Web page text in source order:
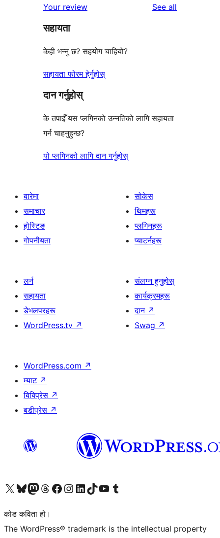
समीक्षाहरू
तारा
समीक्षाहरू
Your review See all
सहायता
केही भन्नु छ? सहयोग चाहियो?
सहायता फोरम हेर्नुहोस्
दान गर्नुहोस्
के तपाईँ यस प्लगिनको उन्नतिको लागि सहायता
गर्न चाहनुहुन्छ?
यो प्लगिनको लागि दान गर्नुहोस्
बारेमा
समाचार
होस्टिङ
गोपनीयता
सोकेस
थिमहरू
प्लगिनहरू
प्याटर्नहरू
लर्न
सहायता
डेभलपरहरू
WordPress.tv ↗
संलग्न हुनुहोस्
कार्यक्रमहरू
दान ↗
Swag ↗
WordPress.com ↗
म्याट ↗
बिबिप्रेस ↗
बडीप्रेस ↗
हाम्रो X (पहिले ट्विटर) खातामा जानुहोस्
हाम्रो Bluesky खाता भ्रमण गर्नुहोस्
हाम्रो म्यास्टोडन खाता भ्रमण गर्नुहोस्
हाम्रो थ्रेड्स खातामा जानुहोस्
हाम्रो फेसबुक पेजमा जानुहोस्
हाम्रो इन्स्टाग्राम खातामा जानुहोस्
हाम्रो लिङ्क्डइन खातामा जानुहोस्
हाम्रो TikTok खाता भ्रमण गर्नुहोस्
हाम्रो युट्युब च्यानलमा जानुहोस्
हाम्रो टम्बलर खाता भ्रमण गर्नुहोस्
कोड कविता हो।
The WordPress® trademark is the intellectual property